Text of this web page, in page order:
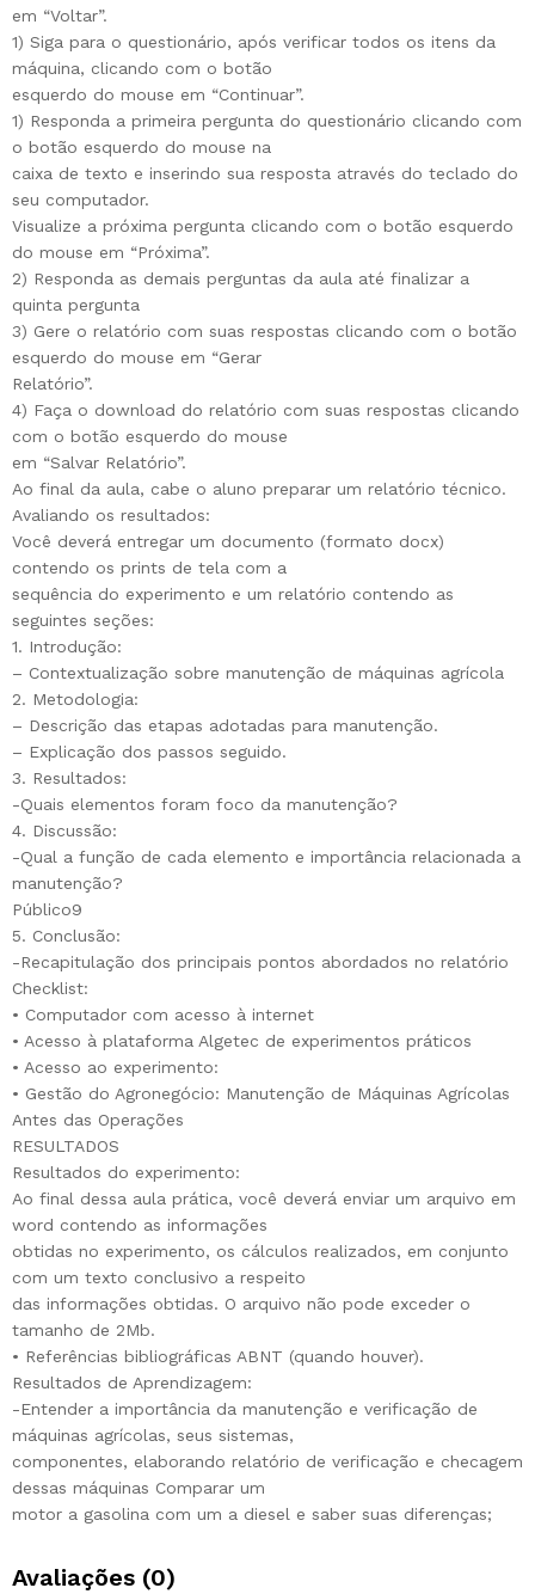
em “Voltar”.
1) Siga para o questionário, após verificar todos os itens da
máquina, clicando com o botão
esquerdo do mouse em “Continuar”.
1) Responda a primeira pergunta do questionário clicando com
o botão esquerdo do mouse na
caixa de texto e inserindo sua resposta através do teclado do
seu computador.
Visualize a próxima pergunta clicando com o botão esquerdo
do mouse em “Próxima”.
2) Responda as demais perguntas da aula até finalizar a
quinta pergunta
3) Gere o relatório com suas respostas clicando com o botão
esquerdo do mouse em “Gerar
Relatório”.
4) Faça o download do relatório com suas respostas clicando
com o botão esquerdo do mouse
em “Salvar Relatório”.
Ao final da aula, cabe o aluno preparar um relatório técnico.
Avaliando os resultados:
Você deverá entregar um documento (formato docx)
contendo os prints de tela com a
sequência do experimento e um relatório contendo as
seguintes seções:
1. Introdução:
– Contextualização sobre manutenção de máquinas agrícola
2. Metodologia:
– Descrição das etapas adotadas para manutenção.
– Explicação dos passos seguido.
3. Resultados:
-Quais elementos foram foco da manutenção?
4. Discussão:
-Qual a função de cada elemento e importância relacionada a
manutenção?
Público9
5. Conclusão:
-Recapitulação dos principais pontos abordados no relatório
Checklist:
• Computador com acesso à internet
• Acesso à plataforma Algetec de experimentos práticos
• Acesso ao experimento:
• Gestão do Agronegócio: Manutenção de Máquinas Agrícolas
Antes das Operações
RESULTADOS
Resultados do experimento:
Ao final dessa aula prática, você deverá enviar um arquivo em
word contendo as informações
obtidas no experimento, os cálculos realizados, em conjunto
com um texto conclusivo a respeito
das informações obtidas. O arquivo não pode exceder o
tamanho de 2Mb.
• Referências bibliográficas ABNT (quando houver).
Resultados de Aprendizagem:
-Entender a importância da manutenção e verificação de
máquinas agrícolas, seus sistemas,
componentes, elaborando relatório de verificação e checagem
dessas máquinas Comparar um
motor a gasolina com um a diesel e saber suas diferenças;
Avaliações (0)